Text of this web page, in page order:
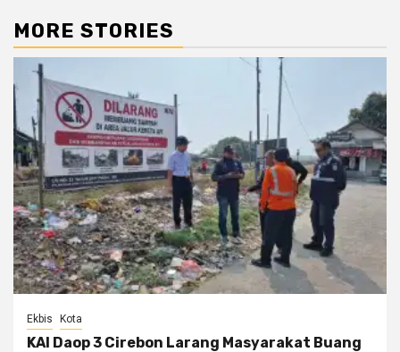
MORE STORIES
Ekbis Kota
KAI Daop 3 Cirebon Larang Masyarakat Buang